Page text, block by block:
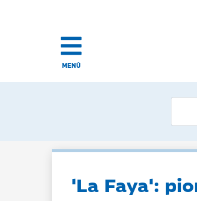
MENÚ
'La Faya':